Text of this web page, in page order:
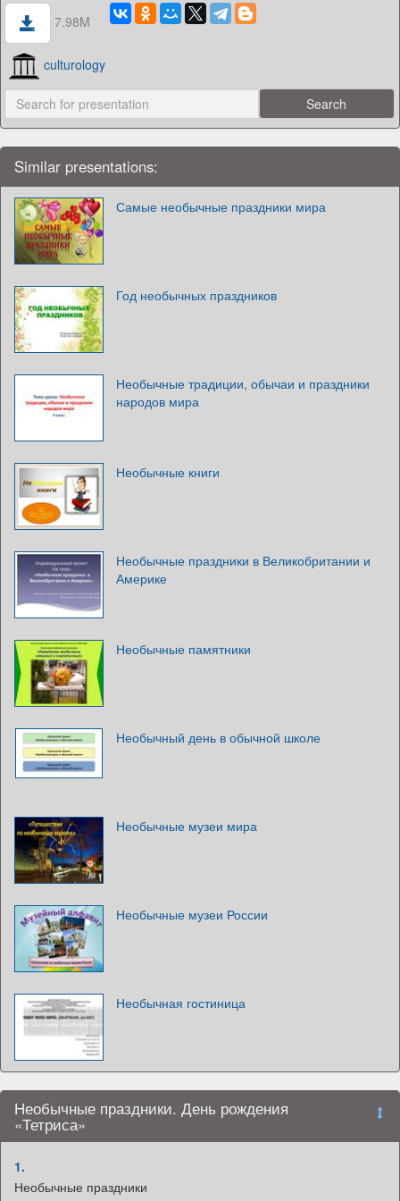
7.98M
culturology
Similar presentations:
Самые необычные праздники мира
Год необычных праздников
Необычные традиции, обычаи и праздники
народов мира
Необычные книги
Необычные праздники в Великобритании и
Америке
Необычные памятники
Необычный день в обычной школе
Необычные музеи мира
Необычные музеи России
Необычная гостиница
Необычные праздники. День рождения
«Тетриса»
1.
Необычные праздники